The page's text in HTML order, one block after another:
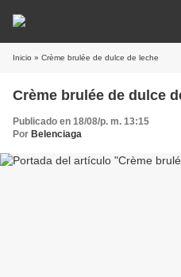
Inicio » Crème brulée de dulce de leche
Crème brulée de dulce
Publicado en 18/08/p. m. 13:15
Por Belenciaga